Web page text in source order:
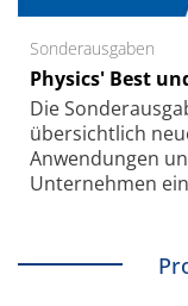
Sonderausgaben
Physics' Best
Die
übersichtlich
Anwendungen
Unternehmen